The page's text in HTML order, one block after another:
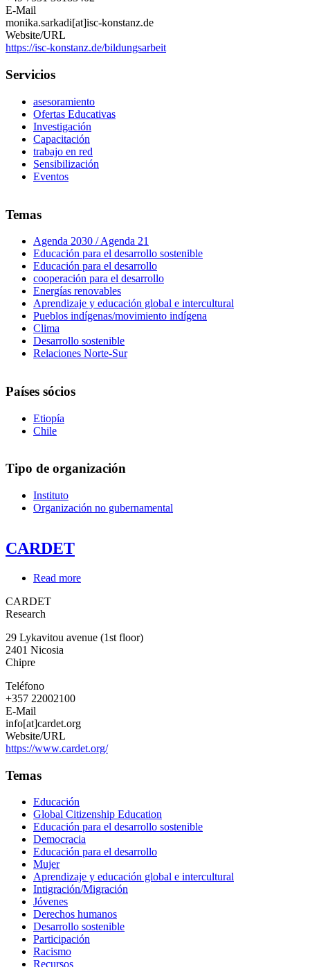
E-Mail
monika.sarkadi[at]isc-konstanz.de
Website/URL
https://isc-konstanz.de/bildungsarbeit
Servicios
asesoramiento
Ofertas Educativas
Investigación
Capacitación
trabajo en red
Sensibilización
Eventos
Temas
Agenda 2030 / Agenda 21
Educación para el desarrollo sostenible
Educación para el desarrollo
cooperación para el desarrollo
Energías renovables
Aprendizaje y educación global e intercultural
Pueblos indígenas/movimiento indígena
Clima
Desarrollo sostenible
Relaciones Norte-Sur
Países sócios
Etiopía
Chile
Tipo de organización
Instituto
Organización no gubernamental
CARDET
Read more
CARDET
Research
29 Lykavitou avenue (1st floor)
2401 Nicosia
Chipre
Teléfono
+357 22002100
E-Mail
info[at]cardet.org
Website/URL
https://www.cardet.org/
Temas
Educación
Global Citizenship Education
Educación para el desarrollo sostenible
Democracia
Educación para el desarrollo
Mujer
Aprendizaje y educación global e intercultural
Intigración/Migración
Jóvenes
Derechos humanos
Desarrollo sostenible
Participación
Racismo
Recursos